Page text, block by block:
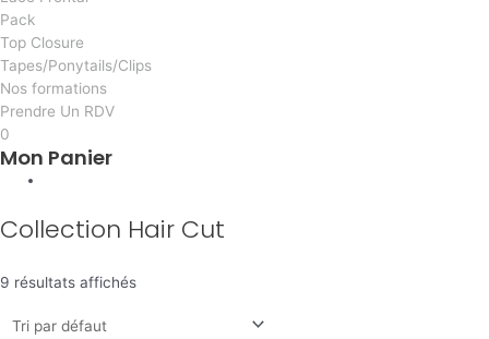
Pack
Top Closure
Tapes/Ponytails/Clips
Nos formations
Prendre Un RDV
0
Mon Panier
Collection Hair Cut
9 résultats affichés